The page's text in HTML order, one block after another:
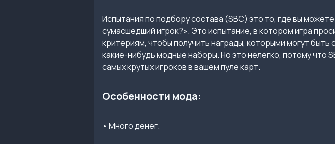
Испытания по подбору состава (SBC) это то, где вы
сумасшедший игрок?». Это испытание, в котором игра
критериям, чтобы получить награды, которыми могут быть
какие-нибудь модные наборы. Но это нелегко, потому что
самых крутых игроков в вашем пуле карт.
Особенности мода:
• Много денег.